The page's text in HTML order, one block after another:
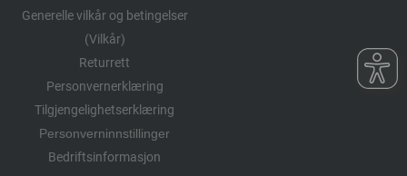
Generelle vilkår og betingelser
(Vilkår)
Returrett
Personvernerklæring
Tilgjengelighetserklæring
Personverninnstillinger
Bedriftsinformasjon